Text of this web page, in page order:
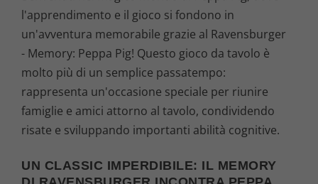
l'apprendimento e il gioco si fondono in
un'avventura memorabile grazie al Ravensburger
- Memory: Peppa Pig! Questo gioco da tavolo è
molto più di un semplice passatempo:
rappresenta un'occasione speciale per riunire
famiglie e amici attorno al tavolo, condividendo
risate e sviluppando importanti abilità cognitive.
UN CLASSIC IMPERDIBILE: IL MEMORY